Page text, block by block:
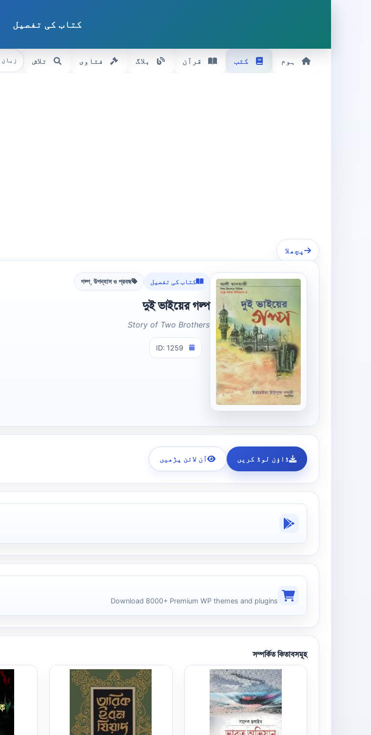
کتاب کی تفصیل
ہوم کتب قرآن بلاگ فتاوی تلاش زبان
پچھلا
کتاب کی تفصیل গল্প, উপন্যাস ও প্রবন্ধ
দুই ভাইয়ের গল্প
Story of Two Brothers
ID: 1259
ڈاؤن لوڈ کریں آن لائن پڑھیں
Download 8000+ Premium WP themes and plugins
সম্পর্কিত কিতাবসমূহ